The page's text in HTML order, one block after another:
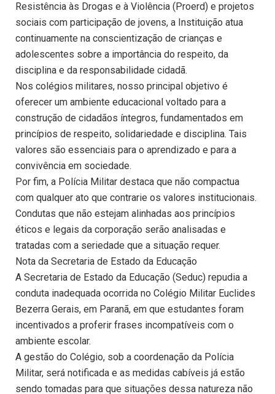
Resistência às Drogas e à Violência (Proerd) e projetos
sociais com participação de jovens, a Instituição atua
continuamente na conscientização de crianças e
adolescentes sobre a importância do respeito, da
disciplina e da responsabilidade cidadã.
Nos colégios militares, nosso principal objetivo é
oferecer um ambiente educacional voltado para a
construção de cidadãos íntegros, fundamentados em
princípios de respeito, solidariedade e disciplina. Tais
valores são essenciais para o aprendizado e para a
convivência em sociedade.
Por fim, a Polícia Militar destaca que não compactua
com qualquer ato que contrarie os valores institucionais.
Condutas que não estejam alinhadas aos princípios
éticos e legais da corporação serão analisadas e
tratadas com a seriedade que a situação requer.
Nota da Secretaria de Estado da Educação
A Secretaria de Estado da Educação (Seduc) repudia a
conduta inadequada ocorrida no Colégio Militar Euclides
Bezerra Gerais, em Paranã, em que estudantes foram
incentivados a proferir frases incompatíveis com o
ambiente escolar.
A gestão do Colégio, sob a coordenação da Polícia
Militar, será notificada e as medidas cabíveis já estão
sendo tomadas para que situações dessa natureza não